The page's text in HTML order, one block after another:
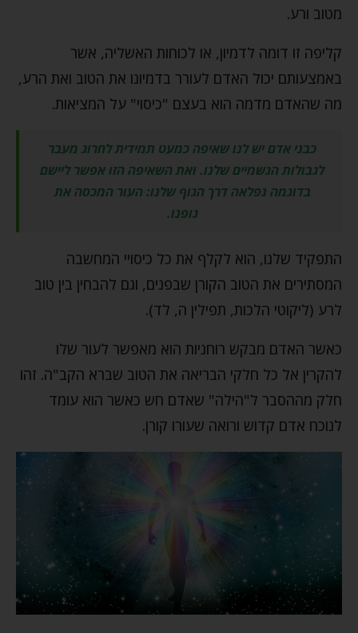
מטוב ורע.
קליפה זו דומה לדמיון, או לכוחות האשליה, אשר
באמצעותם יכול האדם לעורר בדמיונו את הטוב ואת הרע,
מה שהאדם מדמה הוא בעצם "כיסוי" על המציאות.
כבני אדם יש לנו שאיפה כמעט תמידית לחרוג מעבר
לגבולות הגשמיים שלנו. ואת השאיפה הזו אפשר ליישם
בדוגמה נפלאה דרך הגוף שלנו: העור המכסה את
גופנו.
התפקיד שלנו, הוא לקלף את כל כיסויי המחשבה
המסתירים את הטוב הקורן שבפנים, וגם להבחין בין טוב
לרע (ליקוטי הלכות, תפילין ה, לד).
כאשר האדם מבקש רוחניות הוא מאפשר לעור שלו
להקרין אל כל חלקי הבריאה את הטוב שברא הקב"ה. זהו
חלק מההסבר ל"הילה" שאדם חש כאשר הוא עומד
לנוכח אדם קדוש ורואה שעורו קורן.